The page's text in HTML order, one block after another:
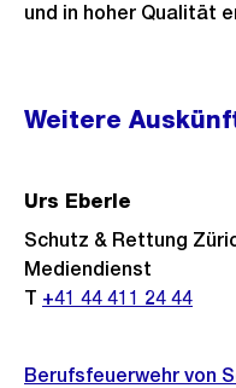
und in hoher Qualität
Weitere
Informationen
Weitere
Urs Eberle
Schutz & Rettung
Mediendienst
T +41 44 411 24 44
Berufsfeuerwehr von